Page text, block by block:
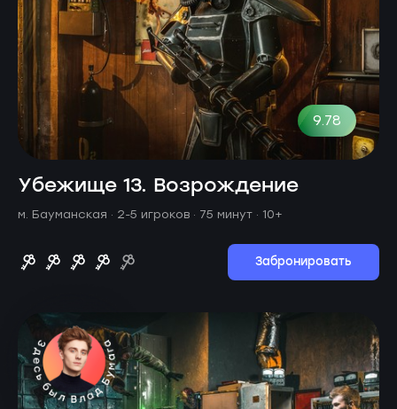
9.78
Убежище 13. Возрождение
м. Бауманская · 2-5 игроков · 75 минут · 10+
Забронировать